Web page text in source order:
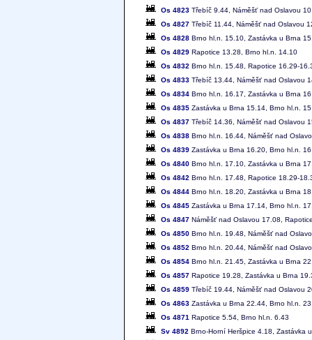
Os 4823 Třebíč 9.44, Náměšť nad Oslavou
Os 4827 Třebíč 11.44, Náměšť nad Oslavou
Os 4828 Brno hl.n. 15.10, Zastávka u Brna
Os 4829 Rapotice 13.28, Brno hl.n. 14.10
Os 4832 Brno hl.n. 15.48, Rapotice 16.29-
Os 4833 Třebíč 13.44, Náměšť nad Oslavou
Os 4834 Brno hl.n. 16.17, Zastávka u Brna
Os 4835 Zastávka u Brna 15.14, Brno hl.n.
Os 4837 Třebíč 14.36, Náměšť nad Oslavou
Os 4838 Brno hl.n. 16.44, Náměšť nad
Os 4839 Zastávka u Brna 16.20, Brno hl.n.
Os 4840 Brno hl.n. 17.10, Zastávka u Brna
Os 4842 Brno hl.n. 17.48, Rapotice 18.29-
Os 4844 Brno hl.n. 18.20, Zastávka u Brna
Os 4845 Zastávka u Brna 17.14, Brno hl.n.
Os 4847 Náměšť nad Oslavou 17.08,
Os 4850 Brno hl.n. 19.48, Náměšť nad
Os 4852 Brno hl.n. 20.44, Náměšť nad
Os 4854 Brno hl.n. 21.45, Zastávka u Brna
Os 4857 Rapotice 19.28, Zastávka u Brna
Os 4859 Třebíč 19.44, Náměšť nad Oslavou
Os 4863 Zastávka u Brna 22.44, Brno hl.n.
Os 4871 Rapotice 5.54, Brno hl.n. 6.43
Sv 4892 Brno-Horní Heršpice 4.18, Zastávka